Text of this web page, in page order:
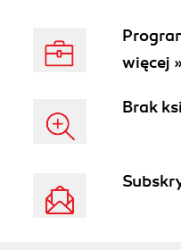
więcej
Brak